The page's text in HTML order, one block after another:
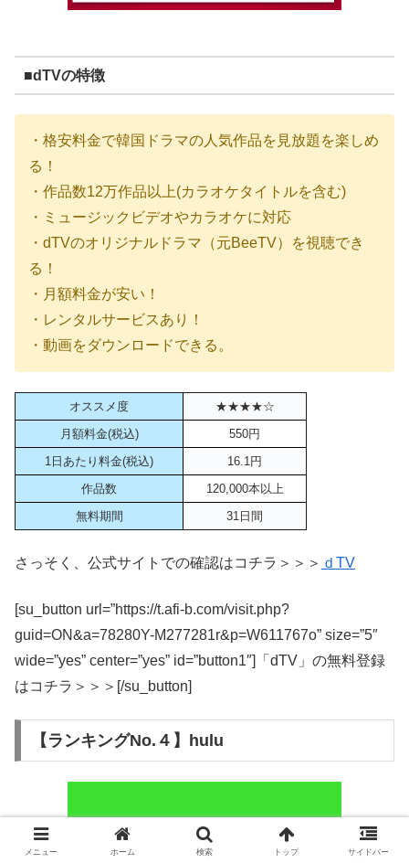
■dTVの特徴
・格安料金で韓国ドラマの人気作品を見放題を楽しめ
る！
・作品数12万作品以上(カラオケタイトルを含む)
・ミュージックビデオやカラオケに対応
・dTVのオリジナルドラマ（元BeeTV）を視聴でき
る！
・月額料金が安い！
・レンタルサービスあり！
・動画をダウンロードできる。
オススメ度
★★★★☆
月額料金(税込)
550円
1日あたり料金(税込)
16.1円
作品数
120,000本以上
無料期間
31日間
さっそく、公式サイトでの確認はコチラ＞＞＞ ｄTV
[su_button url=”https://t.afi-b.com/visit.php?
guid=ON&a=78280Y-M277281r&p=W611767o” size=”5″
wide=”yes” center=”yes” id=”button1″]「dTV」の無料登録
はコチラ＞＞＞[/su_button]
【ランキングNo.４】hulu
メニュー ホーム 検索 トップ サイドバー